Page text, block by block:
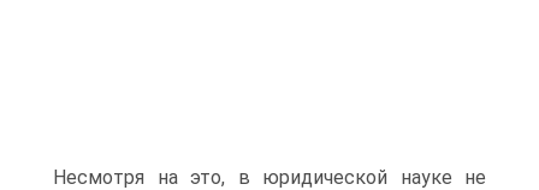
Несмотря на это, в юридической науке не